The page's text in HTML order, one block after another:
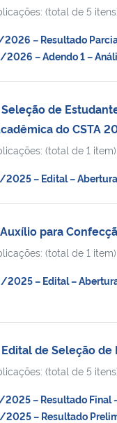
(total de 5
– Resultado
– Adendo 1 –
de
do CSTA
(total de 1 item)
– Edital –
para
(total de 1 item)
– Edital –
de Seleção de
(total de 5
– Resultado Final
– Resultado